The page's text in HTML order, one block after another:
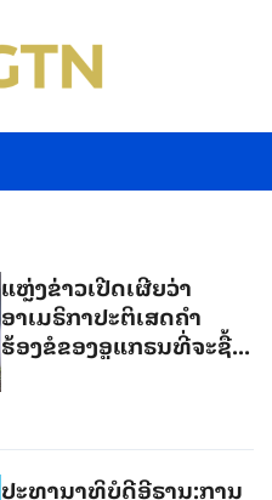
ແຫຼ່ງຂ່າວເປີດເຜີຍວ່າ
ອາເມຣິກາປະຕິເສດຄຳ
ຮ້ອງຂໍຂອງ​ອູ​ແກຣນທີ່​ຈະຊື້
ປະທານາທິບໍດີອີຣານ:ການ